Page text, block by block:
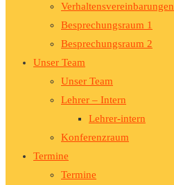
Verhaltensvereinbarungen
Besprechungsraum 1
Besprechungsraum 2
Unser Team
Unser Team
Lehrer – Intern
Lehrer-intern
Konferenzraum
Termine
Termine